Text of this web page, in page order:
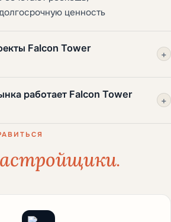
ценность
Falcon Tower
+
работает Falcon Tower
+